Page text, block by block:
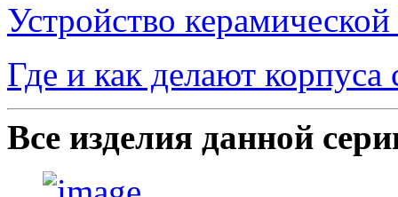
Устройство
Где и как делают корпуса
Все изделия данной